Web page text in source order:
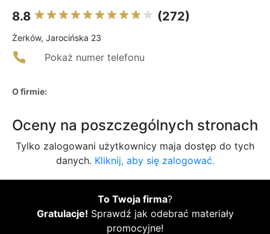
8.8 (272)
Żerków, Jarocińska 23
Pokaż numer telefonu
O firmie:
Oceny na poszczególnych stronach
Tylko zalogowani użytkownicy maja dostęp do tych
danych. Kliknij, aby się zalogować.
To Twoja firma?
Gratulacje! Sprawdź jak odebrać materiały
promocyjne!